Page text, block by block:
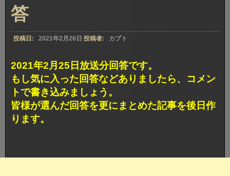
答
投稿日: 2021年2月26日 投稿者: カブト
2021年2月25日放送分回答です。
もし気に入った回答などありましたら、コメン
トで書き込みましょう。
皆様が選んだ回答を更にまとめた記事を後日作
ります。